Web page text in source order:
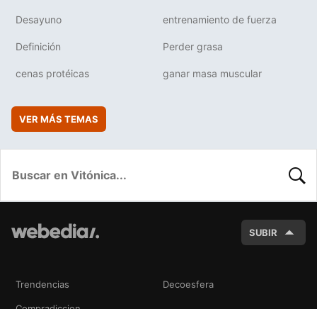
Desayuno entrenamiento de fuerza
Definición Perder grasa
cenas protéicas ganar masa muscular
VER MÁS TEMAS
SUBIR
Trendencias Decoesfera